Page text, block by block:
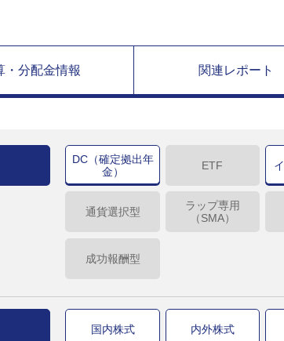
・分配金情報 関連レポート
DC（確定拠出年
金）
ETF
通貨選択型
ラップ専用
（SMA）
成功報酬型
国内株式 内外株式